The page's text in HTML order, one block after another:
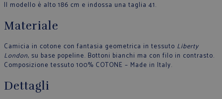
Il modello è alto 186 cm e indossa una taglia 41.
Materiale
Camicia in cotone con fantasia geometrica in tessuto Liberty
London, su base popeline. Bottoni bianchi ma con filo in contrasto.
Composizione tessuto 100% COTONE – Made in Italy.
Dettagli